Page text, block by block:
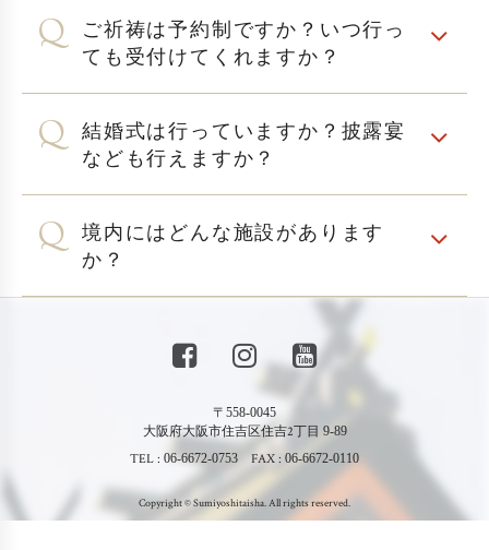
ご祈祷は予約制ですか？いつ行っ
ても受付けてくれますか？
結婚式は行っていますか？披露宴
なども行えますか？
境内にはどんな施設があります
か？
〒558-0045
大阪府大阪市住吉区住吉2丁目 9-89
TEL : 06-6672-0753 FAX : 06-6672-0110
Copyright © Sumiyoshitaisha. All rights reserved.